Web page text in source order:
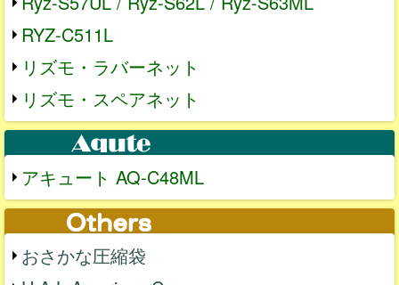
RYZ-C511L
リズモ・ラバーネット
リズモ・スペアネット
アキュート AQ-C48ML
おさかな圧縮袋